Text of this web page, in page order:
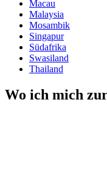
Macau
Malaysia
Mosambik
Singapur
Südafrika
Swasiland
Thailand
Wo ich mich